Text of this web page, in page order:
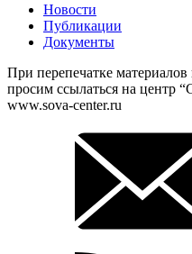
Новости
Публикации
Документы
При перепечатке
просим ссылаться на центр
www.sova-center.ru